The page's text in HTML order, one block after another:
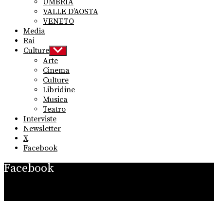
UMBRIA
VALLE D’AOSTA
VENETO
Media
Rai
Culture Show
sub
menu
Arte
Cinema
Culture
Libridine
Musica
Teatro
Interviste
Newsletter
X
Facebook
Facebook